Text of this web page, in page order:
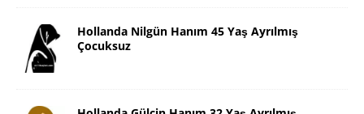
Hollanda Nilgün Hanım 45 Yaş Ayrılmış
Çocuksuz